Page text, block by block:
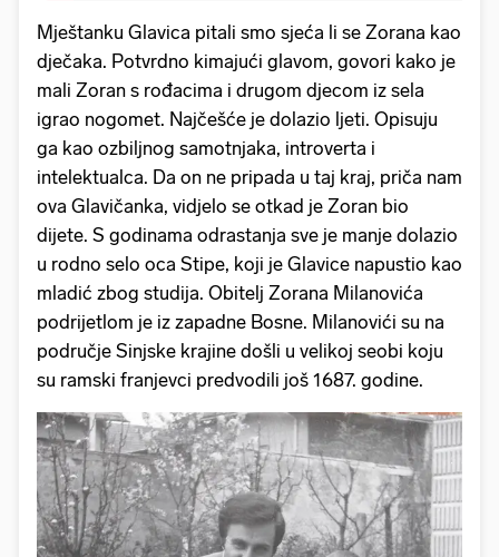
Mještanku Glavica pitali smo sjeća li se Zorana kao
dječaka. Potvrdno kimajući glavom, govori kako je
mali Zoran s rođacima i drugom djecom iz sela
igrao nogomet. Najčešće je dolazio ljeti. Opisuju
ga kao ozbiljnog samotnjaka, introverta i
intelektualca. Da on ne pripada u taj kraj, priča nam
ova Glavičanka, vidjelo se otkad je Zoran bio
dijete. S godinama odrastanja sve je manje dolazio
u rodno selo oca Stipe, koji je Glavice napustio kao
mladić zbog studija. Obitelj Zorana Milanovića
podrijetlom je iz zapadne Bosne. Milanovići su na
područje Sinjske krajine došli u velikoj seobi koju
su ramski franjevci predvodili još 1687. godine.